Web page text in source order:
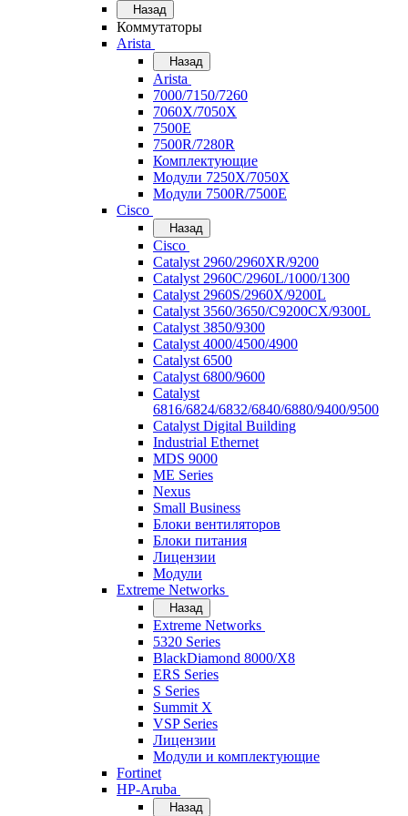
Назад
Коммутаторы
Arista
Назад
Arista
7000/7150/7260
7060X/7050X
7500E
7500R/7280R
Комплектующие
Модули 7250X/7050X
Модули 7500R/7500E
Cisco
Назад
Cisco
Catalyst 2960/2960XR/9200
Catalyst 2960C/2960L/1000/1300
Catalyst 2960S/2960X/9200L
Catalyst 3560/3650/C9200CX/9300L
Catalyst 3850/9300
Catalyst 4000/4500/4900
Catalyst 6500
Catalyst 6800/9600
Catalyst
6816/6824/6832/6840/6880/9400/9500
Catalyst Digital Building
Industrial Ethernet
MDS 9000
ME Series
Nexus
Small Business
Блоки вентиляторов
Блоки питания
Лицензии
Модули
Extreme Networks
Назад
Extreme Networks
5320 Series
BlackDiamond 8000/X8
ERS Series
S Series
Summit X
VSP Series
Лицензии
Модули и комплектующие
Fortinet
HP-Aruba
Назад